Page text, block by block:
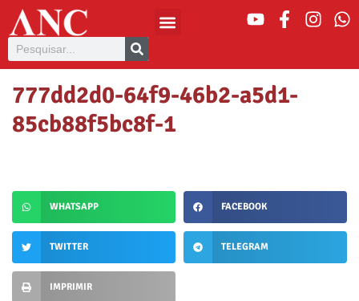
777dd2d0-64f9-46b2-a5d1-
85cb88f5bc8f-1
WHATSAPP FACEBOOK
TWITTER TELEGRAM
IMPRIMIR